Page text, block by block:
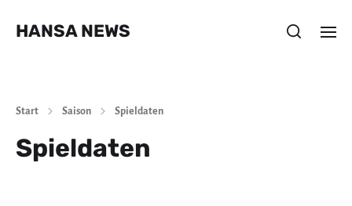
HANSA NEWS
Start Saison Spieldaten
Spieldaten